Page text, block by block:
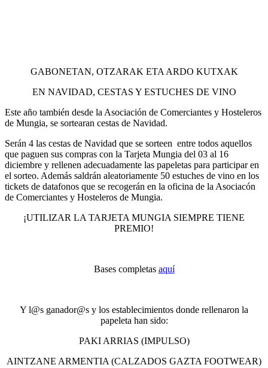
GABONETAN, OTZARAK ETA ARDO KUTXAK
EN NAVIDAD, CESTAS Y ESTUCHES DE VINO
Este año también desde la Asociación de Comerciantes y Hosteleros
de Mungia, se sortearan cestas de Navidad.
Serán 4 las cestas de Navidad que se sorteen entre todos aquellos
que paguen sus compras con la Tarjeta Mungia del 03 al 16
diciembre y rellenen adecuadamente las papeletas para participar en
el sorteo. Además saldrán aleatoriamente 50 estuches de vino en los
tickets de datafonos que se recogerán en la oficina de la Asociacón
de Comerciantes y Hosteleros de Mungia.
¡UTILIZAR LA TARJETA MUNGIA SIEMPRE TIENE
PREMIO!
Bases completas aquí
Y l@s ganador@s y los establecimientos donde rellenaron la
papeleta han sido:
PAKI ARRIAS (IMPULSO)
AINTZANE ARMENTIA (CALZADOS GAZTA FOOTWEAR)